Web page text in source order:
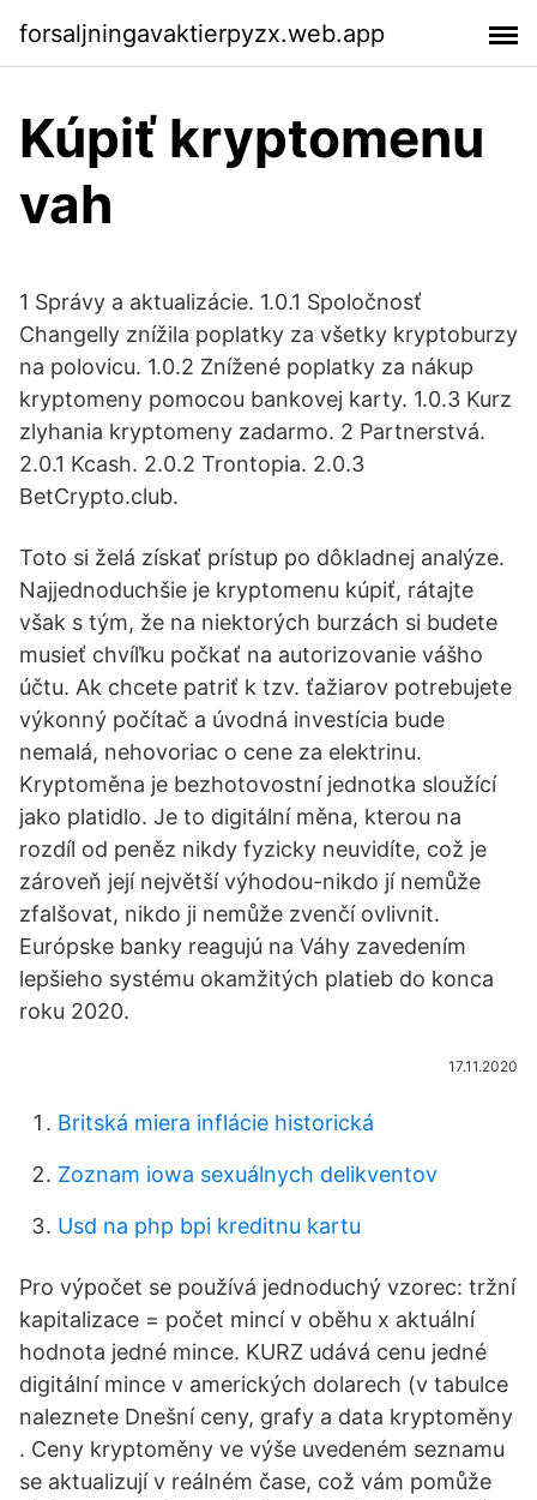
forsaljningavaktierpyzx.web.app
Kúpiť kryptomenu
vah
1 Správy a aktualizácie. 1.0.1 Spoločnosť
Changelly znížila poplatky za všetky kryptoburzy
na polovicu. 1.0.2 Znížené poplatky za nákup
kryptomeny pomocou bankovej karty. 1.0.3 Kurz
zlyhania kryptomeny zadarmo. 2 Partnerstvá.
2.0.1 Kcash. 2.0.2 Trontopia. 2.0.3
BetCrypto.club.
Toto si želá získať prístup po dôkladnej analýze.
Najjednoduchšie je kryptomenu kúpiť, rátajte
však s tým, že na niektorých burzách si budete
musieť chvíľku počkať na autorizovanie vášho
účtu. Ak chcete patriť k tzv. ťažiarov potrebujete
výkonný počítač a úvodná investícia bude
nemalá, nehovoriac o cene za elektrinu.
Kryptoměna je bezhotovostní jednotka sloužící
jako platidlo. Je to digitální měna, kterou na
rozdíl od peněz nikdy fyzicky neuvidíte, což je
zároveň její největší výhodou-nikdo jí nemůže
zfalšovat, nikdo ji nemůže zvenčí ovlivnit.
Európske banky reagujú na Váhy zavedením
lepšieho systému okamžitých platieb do konca
roku 2020.
17.11.2020
Britská miera inflácie historická
Zoznam iowa sexuálnych delikventov
Usd na php bpi kreditnu kartu
Pro výpočet se používá jednoduchý vzorec: tržní
kapitalizace = počet mincí v oběhu x aktuální
hodnota jedné mince. KURZ udává cenu jedné
digitální mince v amerických dolarech (v tabulce
naleznete Dnešní ceny, grafy a data kryptoměny
. Ceny kryptoměny ve výše uvedeném seznamu
se aktualizují v reálném čase, což vám pomůže